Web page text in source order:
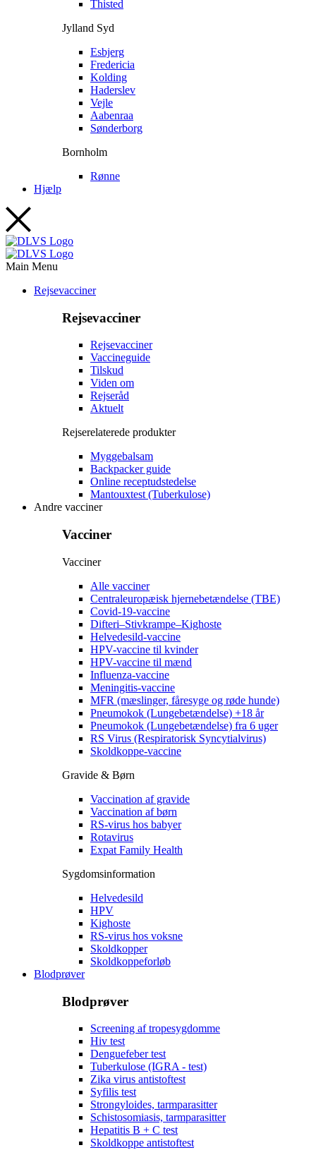
Thisted
Jylland Syd
Esbjerg
Fredericia
Kolding
Haderslev
Vejle
Aabenraa
Sønderborg
Bornholm
Rønne
Hjælp
Main Menu
Rejsevacciner
Rejsevacciner
Rejsevacciner
Vaccineguide
Tilskud
Viden om
Rejseråd
Aktuelt
Rejserelaterede produkter
Myggebalsam
Backpacker guide
Online receptudstedelse
Mantouxtest (Tuberkulose)
Andre vacciner
Vacciner
Vacciner
Alle vacciner
Centraleuropæisk hjernebetændelse (TBE)
Covid-19-vaccine
Difteri–Stivkrampe–Kighoste
Helvedesild-vaccine
HPV-vaccine til kvinder
HPV-vaccine til mænd
Influenza-vaccine
Meningitis-vaccine
MFR (mæslinger, fåresyge og røde hunde)
Pneumokok (Lungebetændelse) +18 år
Pneumokok (Lungebetændelse) fra 6 uger
RS Virus (Respiratorisk Syncytialvirus)
Skoldkoppe-vaccine
Gravide & Børn
Vaccination af gravide
Vaccination af børn
RS-virus hos babyer
Rotavirus
Expat Family Health
Sygdomsinformation
Helvedesild
HPV
Kighoste
RS-virus hos voksne
Skoldkopper
Skoldkoppeforløb
Blodprøver
Blodprøver
Screening af tropesygdomme
Hiv test
Denguefeber test
Tuberkulose (IGRA - test)
Zika virus antistoftest
Syfilis test
Strongyloides, tarmparasitter
Schistosomiasis, tarmparasitter
Hepatitis B + C test
Skoldkoppe antistoftest